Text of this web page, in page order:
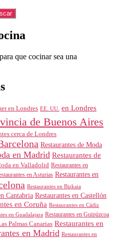
que cocinar sea una
en Londres EE. UU. en Londres
de Buenos Aires
cerca de Londres
Restaurantes de Moda
en Madrid Restaurantes de
en Valladolid Restaurantes en
en Asturias Restaurantes en
Restaurantes en Bizkaia
Cantabria Restaurantes en Castellón
en Coruña Restaurantes en Cádiz
en Guadalajara Restaurantes en Guipúzcoa
Palmas Canarias Restaurantes en
en Madrid Restaurantes en